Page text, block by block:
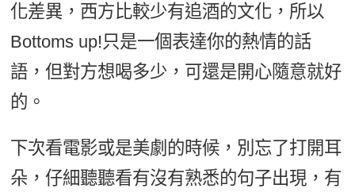
化差異，西方比較少有追酒的文化，所以
Bottoms up!只是一個表達你的熱情的話
語，但對方想喝多少，可還是開心隨意就好
的。
下次看電影或是美劇的時候，別忘了打開耳
朵，仔細聽聽看有沒有熟悉的句子出現，有